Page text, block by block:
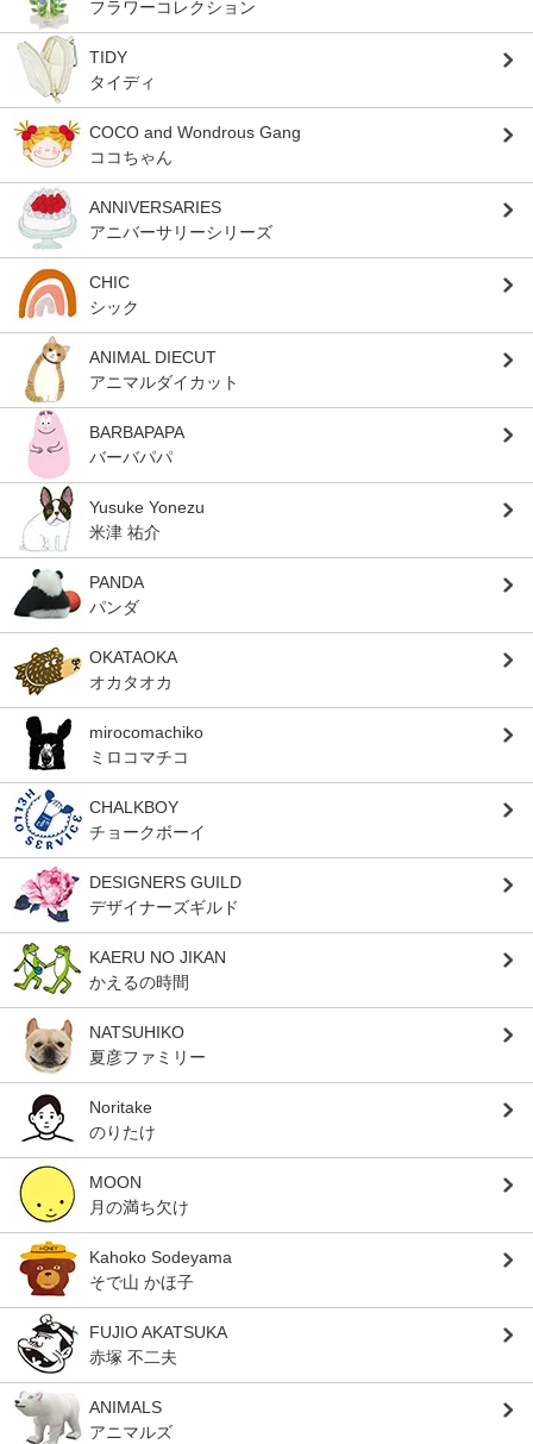
フラワーコレクション
TIDY
タイディ
COCO and Wondrous Gang
ココちゃん
ANNIVERSARIES
アニバーサリーシリーズ
CHIC
シック
ANIMAL DIECUT
アニマルダイカット
BARBAPAPA
バーバパパ
Yusuke Yonezu
米津 祐介
PANDA
パンダ
OKATAOKA
オカタオカ
mirocomachiko
ミロコマチコ
CHALKBOY
チョークボーイ
DESIGNERS GUILD
デザイナーズギルド
KAERU NO JIKAN
かえるの時間
NATSUHIKO
夏彦ファミリー
Noritake
のりたけ
MOON
月の満ち欠け
Kahoko Sodeyama
そで山 かほ子
FUJIO AKATSUKA
赤塚 不二夫
ANIMALS
アニマルズ